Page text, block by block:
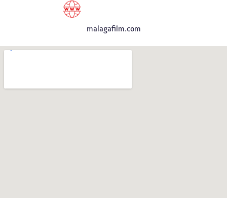
malagafilm.com